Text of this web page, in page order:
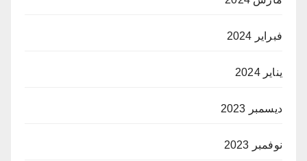
فبراير 2024
يناير 2024
ديسمبر 2023
نوفمبر 2023